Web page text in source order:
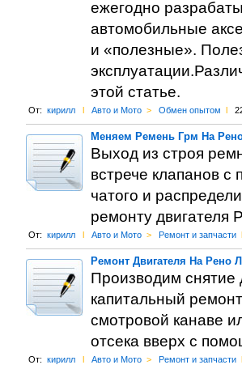
ежегодно
автомобильные
и «полезные».
этой статье.
От: кирилл l Авто и Мото > Обмен опытом l
Меняем Ремень Грм На
Выход из строя
встрече клапанов с
чатoго и
ремонту двигателя
От: кирилл l Авто и Мото > Ремонт и запчасти l
Ремонт Двигателя На Рено
Производим снятие
капитальный
смотровой канаве
отсека вверх с
От: кирилл l Авто и Мото > Ремонт и запчасти l